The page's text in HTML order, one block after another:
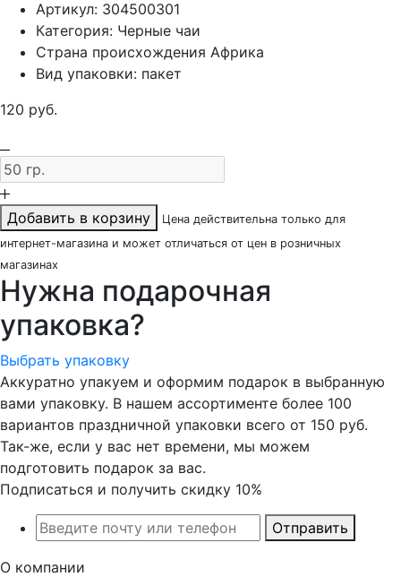
Артикул: 304500301
Категория: Черные чаи
Страна происхождения Африка
Вид упаковки: пакет
120 руб.
Добавить в корзину
Цена действительна только для
интернет-магазина и может отличаться от цен в розничных
магазинах
Нужна подарочная
упаковка?
Выбрать упаковку
Аккуратно упакуем и оформим подарок в выбранную
вами упаковку. В нашем ассортименте более 100
вариантов праздничной упаковки всего от 150 руб.
Так-же, если у вас нет времени, мы можем
подготовить подарок за вас.
Подписаться и получить скидку 10%
Отправить
О компании